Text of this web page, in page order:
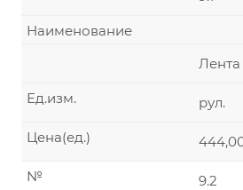
Наименование
Лента
рул.
Ед.изм.
Цена(ед.)
9.2
№